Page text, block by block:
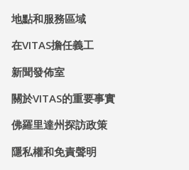
地點和服務區域
在VITAS擔任義工
新聞發佈室
關於VITAS的重要事實
佛羅里達州探訪政策
隱私權和免責聲明